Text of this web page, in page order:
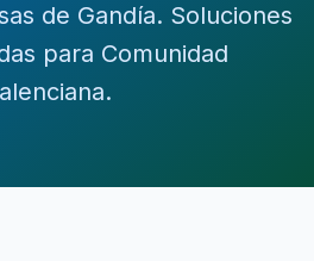
de Gandía. Soluciones
para Comunidad